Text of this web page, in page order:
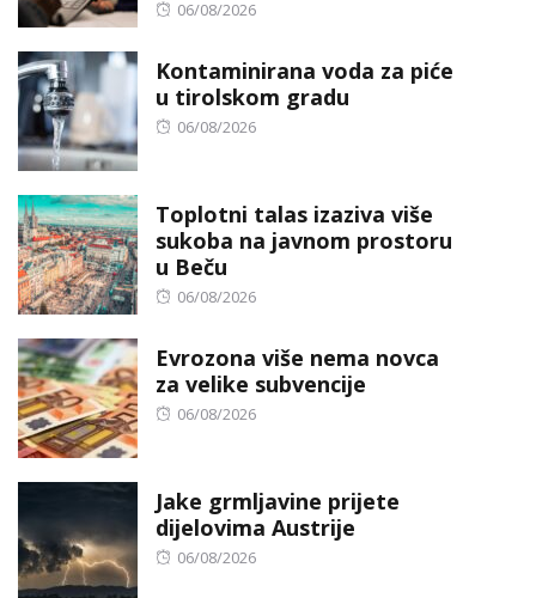
Posted
06/08/2026
Kontaminirana voda za piće
u tirolskom gradu
Posted
06/08/2026
Toplotni talas izaziva više
sukoba na javnom prostoru
u Beču
Posted
06/08/2026
Evrozona više nema novca
za velike subvencije
Posted
06/08/2026
Jake grmljavine prijete
dijelovima Austrije
Posted
06/08/2026